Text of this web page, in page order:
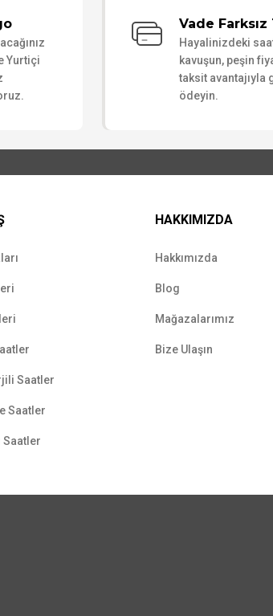
Yurtiçi
Vade
Hayalinizdeki
kavuşun, peşin
taksit avantajıyla
ödeyin.
Saatler
Saatler
Saatler
HAKKIMIZDA
Hakkımızda
Blog
Mağazalarımız
Bize Ulaşın